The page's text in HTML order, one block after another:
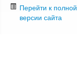
Перейти к полной
версии сайта